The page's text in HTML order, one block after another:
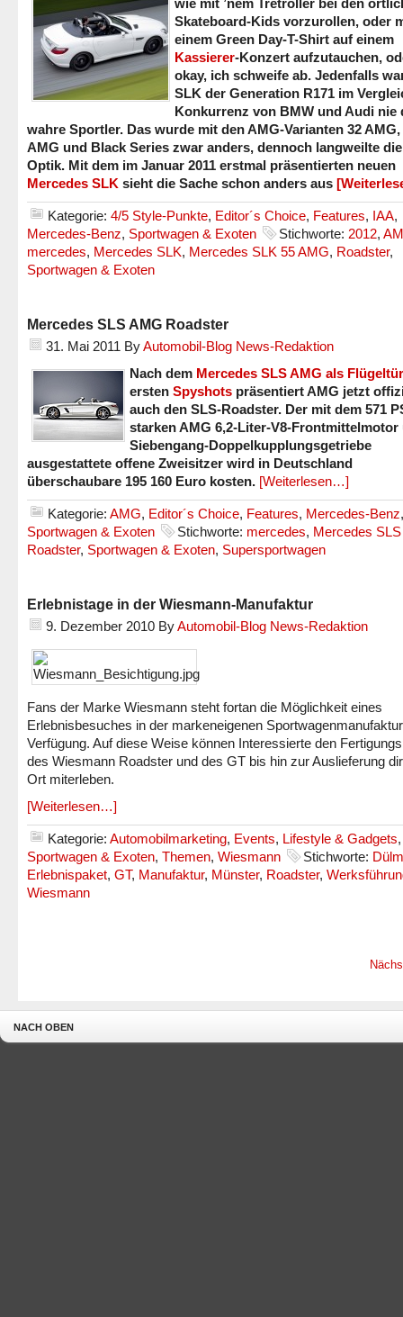
wie mit ’nem Tretroller bei den
Skateboard-Kids vorzurollen, oder
einem Green Day-T-Shirt auf einem
Kassierer-Konzert aufzutauchen,
okay, ich schweife ab. Jedenfalls
SLK der Generation R171 im
Konkurrenz von BMW und Audi nie
wahre Sportler. Das wurde mit den AMG-Varianten 32 AMG,
AMG und Black Series zwar anders, dennoch langweilte
Optik. Mit dem im Januar 2011 erstmal präsentierten neuen
Mercedes SLK sieht die Sache schon anders aus
Kategorie: 4/5 Style-Punkte, Editor´s Choice, Features, IAA,
Mercedes-Benz, Sportwagen & Exoten Stichworte: 2012,
mercedes, Mercedes SLK, Mercedes SLK 55 AMG, Roadster,
Sportwagen & Exoten
Mercedes SLS AMG Roadster
31. Mai 2011 ByAutomobil-Blog News-Redaktion
Nach dem Mercedes SLS AMG als
ersten Spyshots präsentiert AMG jetzt
auch den SLS-Roadster. Der mit dem 571
starken AMG 6,2-Liter-V8-Frontmittelmotor
Siebengang-Doppelkupplungsgetriebe
ausgestattete offene Zweisitzer wird in Deutschland
überschaubare 195 160 Euro kosten. [Weiterlesen…]
Kategorie: AMG, Editor´s Choice, Features, Mercedes-Benz,
Sportwagen & Exoten
Stichworte: mercedes, Mercedes
Roadster, Sportwagen & Exoten, Supersportwagen
Erlebnistage in der Wiesmann-Manufaktur
9. Dezember 2010 ByAutomobil-Blog News-Redaktion
Fans der Marke Wiesmann steht fortan die Möglichkeit eines
Erlebnisbesuches in der markeneigenen
Verfügung. Auf diese Weise können Interessierte den
des Wiesmann Roadster und des GT bis hin zur Auslieferung
Ort miterleben.
[Weiterlesen…]
Kategorie: Automobilmarketing, Events, Lifestyle & Gadgets,
Sportwagen & Exoten, Themen, Wiesmann Stichworte:
Erlebnispaket, GT, Manufaktur, Münster, Roadster,
Wiesmann
NACH OBEN